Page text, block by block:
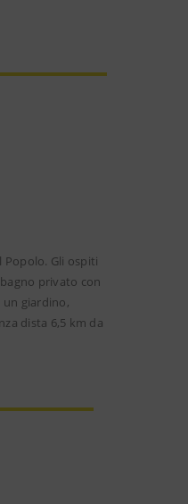
Popolo. Gli ospiti
privato con
un giardino,
dista 6,5 km da